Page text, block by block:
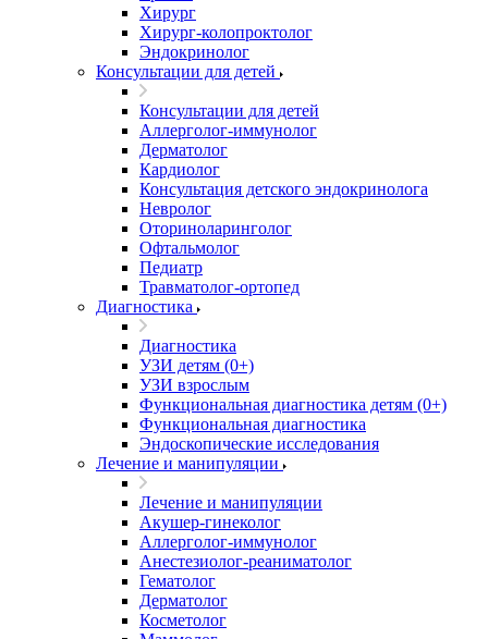
Хирург
Хирург-колопроктолог
Эндокринолог
Консультации для детей
Консультации для детей
Аллерголог-иммунолог
Дерматолог
Кардиолог
Консультация детского эндокринолога
Невролог
Оториноларинголог
Офтальмолог
Педиатр
Травматолог-ортопед
Диагностика
Диагностика
УЗИ детям (0+)
УЗИ взрослым
Функциональная диагностика детям (0+)
Функциональная диагностика
Эндоскопические исследования
Лечение и манипуляции
Лечение и манипуляции
Акушер-гинеколог
Аллерголог-иммунолог
Анестезиолог-реаниматолог
Гематолог
Дерматолог
Косметолог